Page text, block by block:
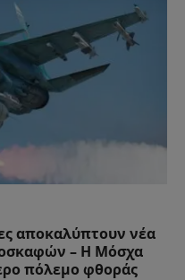
αποκαλύπτουν νέα
– Η Μόσχα
πόλεμο φθοράς